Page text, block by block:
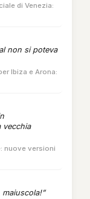
di Venezia:
non si poteva
Ibiza e Arona:
vecchia
nuove versioni